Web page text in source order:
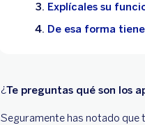
Explícales su
De esa forma
¿Te preguntas qué son los
Seguramente has notado que